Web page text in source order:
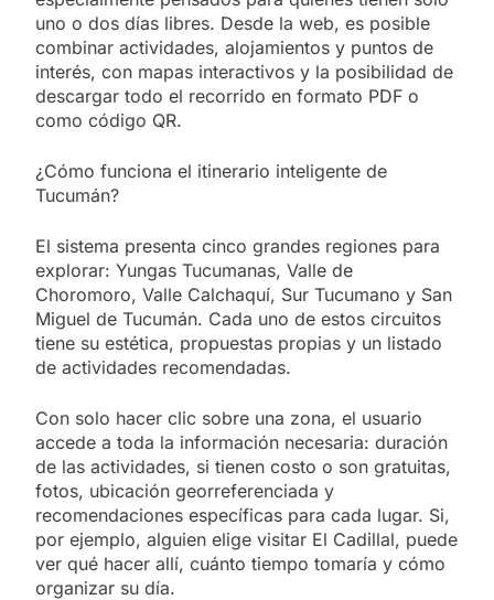
uno o dos días libres. Desde la web, es posible
combinar actividades, alojamientos y puntos de
interés, con mapas interactivos y la posibilidad de
descargar todo el recorrido en formato PDF o
como código QR.
¿Cómo funciona el itinerario inteligente de
Tucumán?
El sistema presenta cinco grandes regiones para
explorar: Yungas Tucumanas, Valle de
Choromoro, Valle Calchaquí, Sur Tucumano y San
Miguel de Tucumán. Cada uno de estos circuitos
tiene su estética, propuestas propias y un listado
de actividades recomendadas.
Con solo hacer clic sobre una zona, el usuario
accede a toda la información necesaria: duración
de las actividades, si tienen costo o son gratuitas,
fotos, ubicación georreferenciada y
recomendaciones específicas para cada lugar. Si,
por ejemplo, alguien elige visitar El Cadillal, puede
ver qué hacer allí, cuánto tiempo tomaría y cómo
organizar su día.